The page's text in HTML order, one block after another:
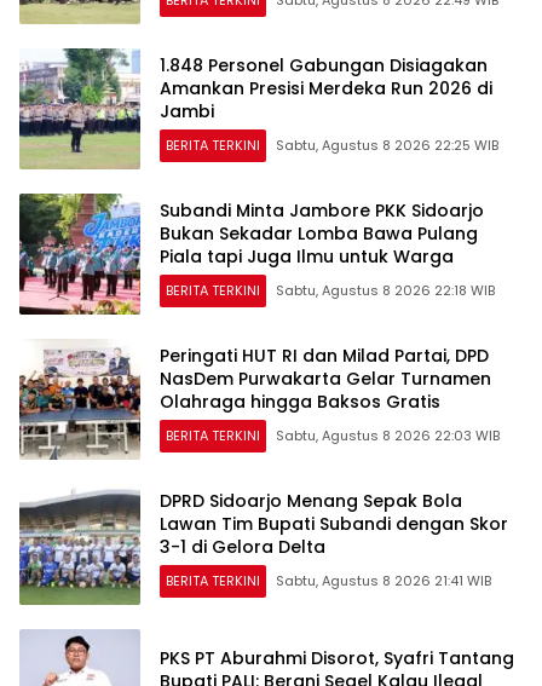
1.848 Personel Gabungan Disiagakan
Amankan Presisi Merdeka Run 2026 di
Jambi
BERITA TERKINI Sabtu, Agustus 8 2026 22:25 WIB
Subandi Minta Jambore PKK Sidoarjo
Bukan Sekadar Lomba Bawa Pulang
Piala tapi Juga Ilmu untuk Warga
BERITA TERKINI Sabtu, Agustus 8 2026 22:18 WIB
Peringati HUT RI dan Milad Partai, DPD
NasDem Purwakarta Gelar Turnamen
Olahraga hingga Baksos Gratis
BERITA TERKINI Sabtu, Agustus 8 2026 22:03 WIB
DPRD Sidoarjo Menang Sepak Bola
Lawan Tim Bupati Subandi dengan Skor
3-1 di Gelora Delta
BERITA TERKINI Sabtu, Agustus 8 2026 21:41 WIB
PKS PT Aburahmi Disorot, Syafri Tantang
Bupati PALI: Berani Segel Kalau Ilegal